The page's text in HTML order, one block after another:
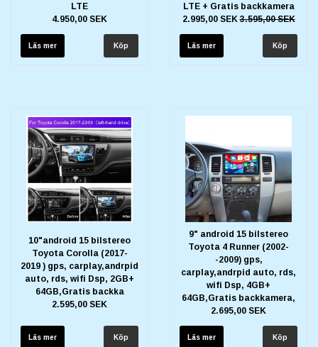
LTE
4.950,00 SEK
Läs mer
LTE + Gratis backkamera
2.995,00 SEK3.595,00 SEK
Läs mer
10"android 15 bilstereo
Toyota Corolla (2017-
2019 ) gps, carplay,andrpid
auto, rds, wifi Dsp, 2GB+
64GB,Gratis backka
2.595,00 SEK
Läs mer
9" android 15 bilstereo
Toyota 4 Runner (2002-
-2009) gps,
carplay,andrpid auto, rds,
wifi Dsp, 4GB+
64GB,Gratis backkamera,
2.695,00 SEK
Läs mer